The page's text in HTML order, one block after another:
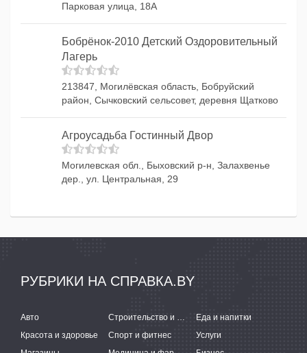
Парковая улица, 18А
Бобрёнок-2010 Детский Оздоровительный
Лагерь
213847, Могилёвская область, Бобруйский
район, Сычковский сельсовет, деревня Щатково
Агроусадьба Гостинный Двор
Могилевская обл., Быховский р-н, Залахвенье
дер., ул. Центральная, 29
РУБРИКИ НА СПРАВКА.BY
Авто Строительство и ремонт
Еда и напитки
Красота и здоровье
Спорт и фитнес
Услуги